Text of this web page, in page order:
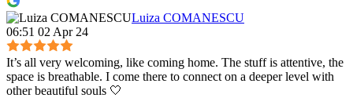
Luiza COMANESCU
06:51 02 Apr 24
It’s all very welcoming, like coming home. The stuff is attentive, the
space is breathable. I come there to connect on a deeper level with
other beautiful souls 🤍